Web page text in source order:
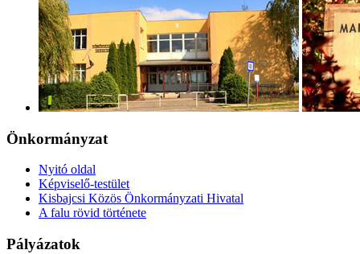
Önkormányzat
Nyitó oldal
Képviselő-testület
Kisbajcsi Közös Önkormányzati Hivatal
A falu rövid története
Pályázatok